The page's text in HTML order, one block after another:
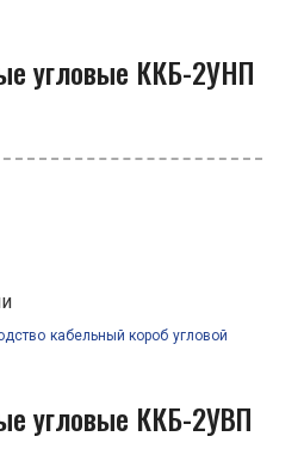
угловые ККБ-2УНП
кабельный короб угловой
угловые ККБ-2УВП